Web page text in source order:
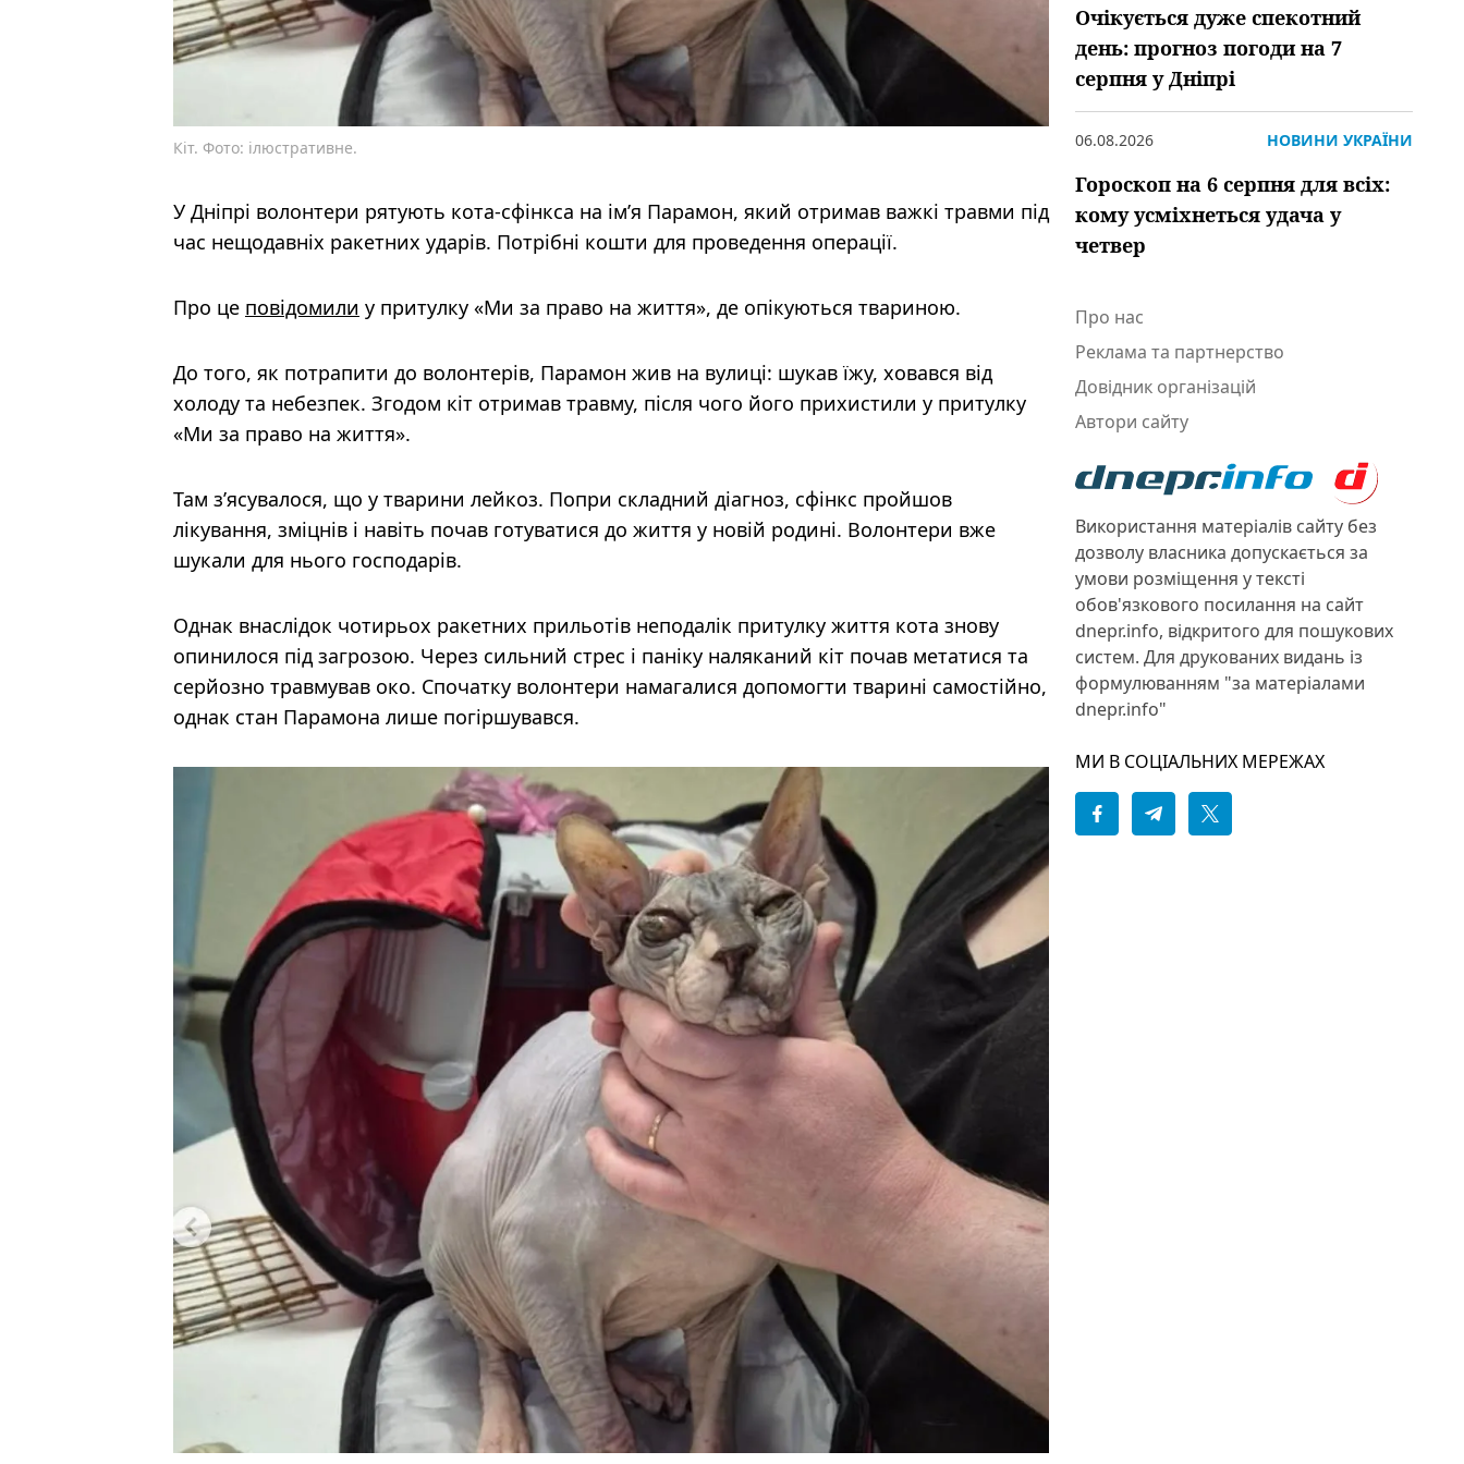
Кіт. Фото: ілюстративне.
У Дніпрі волонтери рятують кота-сфінкса на ім’я Парамон, який отримав важкі травми під
час нещодавніх ракетних ударів. Потрібні кошти для проведення операції.
Про це повідомили у притулку «Ми за право на життя», де опікуються твариною.
До того, як потрапити до волонтерів, Парамон жив на вулиці: шукав їжу, ховався від
холоду та небезпек. Згодом кіт отримав травму, після чого його прихистили у притулку
«Ми за право на життя».
Там з’ясувалося, що у тварини лейкоз. Попри складний діагноз, сфінкс пройшов
лікування, зміцнів і навіть почав готуватися до життя у новій родині. Волонтери вже
шукали для нього господарів.
Однак внаслідок чотирьох ракетних прильотів неподалік притулку життя кота знову
опинилося під загрозою. Через сильний стрес і паніку наляканий кіт почав метатися та
серйозно травмував око. Спочатку волонтери намагалися допомогти тварині самостійно,
однак стан Парамона лише погіршувався.
Очікується дуже спекотний
день: прогноз погоди на 7
серпня у Дніпрі
06.08.2026 НОВИНИ УКРАЇНИ
Гороскоп на 6 серпня для всіх:
кому усміхнеться удача у
четвер
Про нас
Реклама та партнерство
Довідник організацій
Автори сайту
Використання матеріалів сайту без
дозволу власника допускається за
умови розміщення у тексті
обов'язкового посилання на сайт
dnepr.info, відкритого для пошукових
систем. Для друкованих видань із
формулюванням "за матеріалами
dnepr.info"
МИ В СОЦІАЛЬНИХ МЕРЕЖАХ